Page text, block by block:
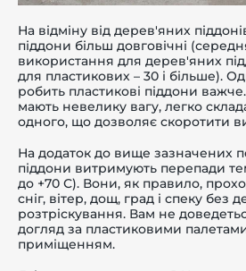
На відміну від дерев'яних
піддони більш довговічні
використання для дерев'яних
для пластикових – 30 і більше).
робить пластикові піддони
мають невелику вагу, легко
одного, що дозволяє скоротити
На додаток до вище зазначених
піддони витримують перепади
до +70 С). Вони, як правило,
сніг, вітер, дощ, град і спеку без
розтріскування. Вам не
догляд за пластиковими
приміщенням.